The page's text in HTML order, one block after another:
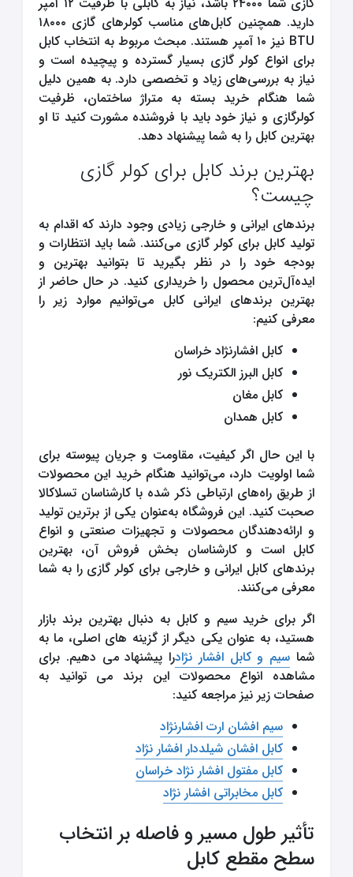
دارید. همچنین کابل‌های مناسب کولرهای گازی ۱۸۰۰۰
BTU نیز ۱۰ آمپر هستند. مبحث مربوط به انتخاب کابل
برای انواع کولر گازی بسیار گسترده و پیچیده است و
نیاز به بررسی‌های زیاد و تخصصی دارد. به همین دلیل
شما هنگام خرید بسته به متراژ ساختمان، ظرفیت
کولرگازی و نیاز خود باید با فروشنده مشورت کنید تا او
بهترین کابل را به شما پیشنهاد دهد.
بهترین برند کابل برای کولر گازی
چیست؟
برندهای ایرانی و خارجی زیادی وجود دارند که اقدام به
تولید کابل برای کولر گازی می‌کنند. شما باید انتظارات و
بودجه خود را در نظر بگیرید تا بتوانید بهترین و
ایده‌آل‌ترین محصول را خریداری کنید. در حال حاضر از
بهترین برندهای ایرانی کابل می‌توانیم موارد زیر را
معرفی کنیم:
کابل افشارنژاد خراسان
کابل البرز الکتریک نور
کابل مغان
کابل همدان
با این حال اگر کیفیت، مقاومت و جریان پیوسته برای
شما اولویت دارد، می‌توانید هنگام خرید این محصولات
از طریق راه‌های ارتباطی ذکر شده با کارشناسان تسلاکالا
صحبت کنید. این فروشگاه به‌عنوان یکی از برترین تولید
و ارائه‌دهندگان محصولات و تجهیزات صنعتی و انواع
کابل است و کارشناسان بخش فروش آن، بهترین
برندهای کابل ایرانی و خارجی برای کولر گازی را به شما
معرفی می‌کنند.
اگر برای خرید سیم و کابل به دنبال بهترین برند بازار
هستید، به عنوان یکی دیگر از گزینه های اصلی، ما به
شما سیم و کابل افشار نژادرا پیشنهاد می دهیم. برای
مشاهده انواع محصولات این برند می توانید به
صفحات زیر نیز مراجعه کنید:
سیم افشان ارت افشارنژاد
کابل افشان شیلددار افشار نژاد
کابل مفتول افشار نژاد خراسان
کابل مخابراتی افشار نژاد
تأثیر طول مسیر و فاصله بر انتخاب
سطح مقطع کابل